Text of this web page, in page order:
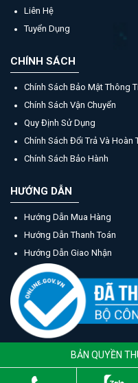
Liên Hệ
Tuyển Dụng
CHÍNH SÁCH
Chính Sách Bảo Mật Thông
Chính Sách Vận Chuyển
Quy Định Sử Dụng
Chính Sách Đổi Trả Và Hoàn
Chính Sách Bảo Hành
HƯỚNG DẪN
Hướng Dẫn Mua Hàng
Hướng Dẫn Thanh Toán
Hướng Dẫn Giao Nhận
BẢN QUYỀN